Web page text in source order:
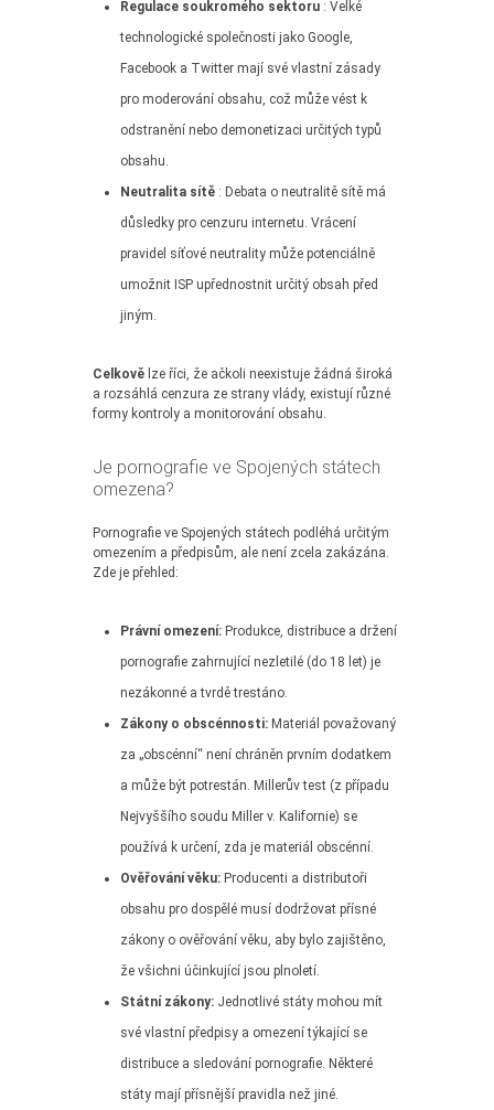
Regulace soukromého sektoru : Velké
technologické společnosti jako Google,
Facebook a Twitter mají své vlastní zásady
pro moderování obsahu, což může vést k
odstranění nebo demonetizaci určitých typů
obsahu.
Neutralita sítě : Debata o neutralitě sítě má
důsledky pro cenzuru internetu. Vrácení
pravidel síťové neutrality může potenciálně
umožnit ISP upřednostnit určitý obsah před
jiným.
Celkově lze říci, že ačkoli neexistuje žádná široká
a rozsáhlá cenzura ze strany vlády, existují různé
formy kontroly a monitorování obsahu.
Je pornografie ve Spojených státech
omezena?
Pornografie ve Spojených státech podléhá určitým
omezením a předpisům, ale není zcela zakázána.
Zde je přehled:
Právní omezení: Produkce, distribuce a držení
pornografie zahrnující nezletilé (do 18 let) je
nezákonné a tvrdě trestáno.
Zákony o obscénnosti: Materiál považovaný
za „obscénní“ není chráněn prvním dodatkem
a může být potrestán. Millerův test (z případu
Nejvyššího soudu Miller v. Kalifornie) se
používá k určení, zda je materiál obscénní.
Ověřování věku: Producenti a distributoři
obsahu pro dospělé musí dodržovat přísné
zákony o ověřování věku, aby bylo zajištěno,
že všichni účinkující jsou plnoletí.
Státní zákony: Jednotlivé státy mohou mít
své vlastní předpisy a omezení týkající se
distribuce a sledování pornografie. Některé
státy mají přísnější pravidla než jiné.